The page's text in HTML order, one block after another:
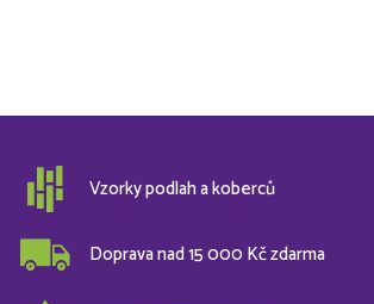
Vzorky podlah a koberců
Doprava nad 15 000 Kč zdarma